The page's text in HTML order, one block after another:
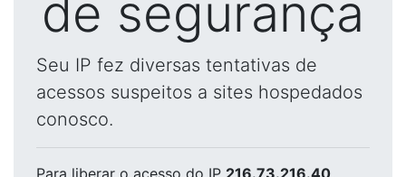
de segurança
Seu IP fez diversas tentativas de
acessos suspeitos a sites hospedados
conosco.
Para liberar o acesso do IP 216.73.216.40,